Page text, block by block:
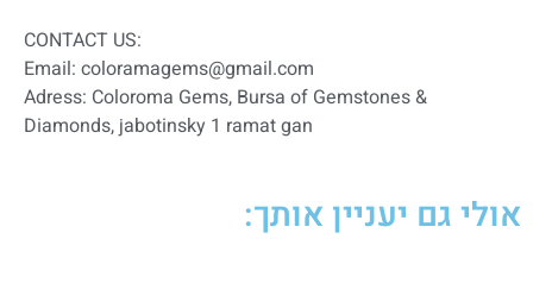
:CONTACT US
Email: coloramagems@gmail.com
Adress: Coloroma Gems, Bursa of Gemstones &
Diamonds, jabotinsky 1 ramat gan
אולי גם יעניין אותך: